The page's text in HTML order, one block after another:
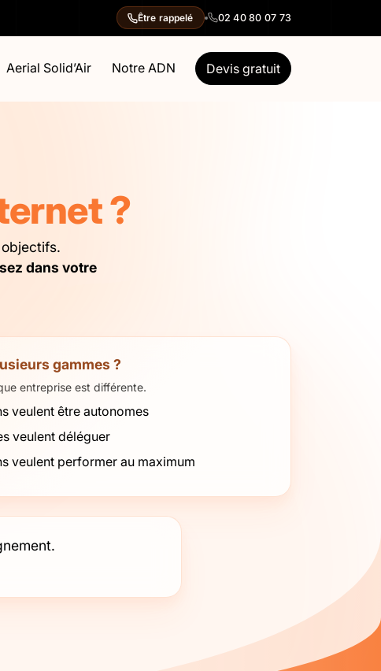
Être rappelé 02 40 80 07 73
Aerial Solid’Air Notre ADN Devis gratuit
?
dans votre
gammes ?
entreprise est différente.
veulent être autonomes
veulent déléguer
veulent performer au maximum